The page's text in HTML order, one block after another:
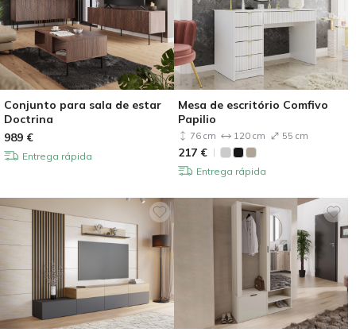
Conjunto para sala de estar
Doctrina
989 €
Entrega rápida
Mesa de escritório Comfivo
Papilio
76 cm 120 cm 55 cm
217 €
Entrega rápida